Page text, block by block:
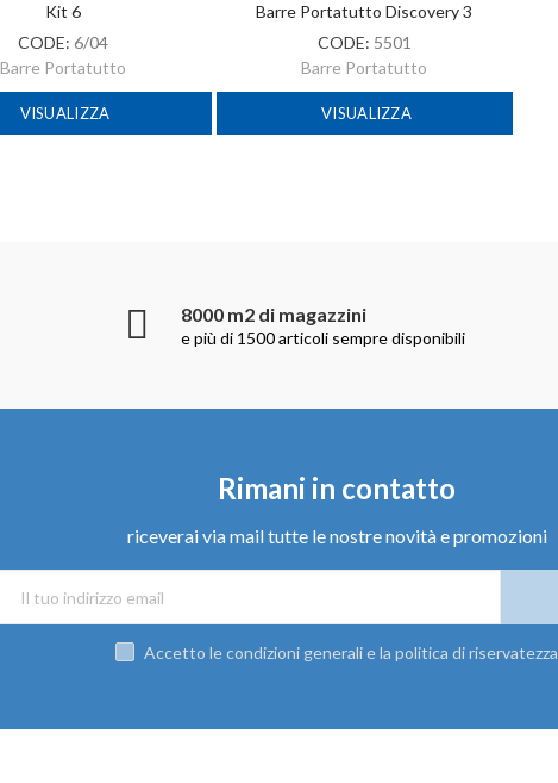
Kit 6
CODE: 6/04
Barre Portatutto
VISUALIZZA
Barre Portatutto Discovery 3
CODE: 5501
Barre Portatutto
VISUALIZZA
8000 m2 di magazzini
e più di 1500 articoli sempre disponibili
Rimani in contatto
riceverai via mail tutte le nostre novità e promozioni
Accetto le condizioni generali e la politica di riservatezza